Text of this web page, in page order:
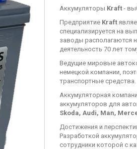
Аккумуляторы Kraft -
Предприятие Kraft
специализируется на
заводы располагаются
деятельность 70 лет
Ведущие мировые
немецкой компании,
транспортные средства.
Аккумуляторная
аккумуляторов для
Skoda, Audi, Man,
Достижения и
Разработкой
сотрудники которой с